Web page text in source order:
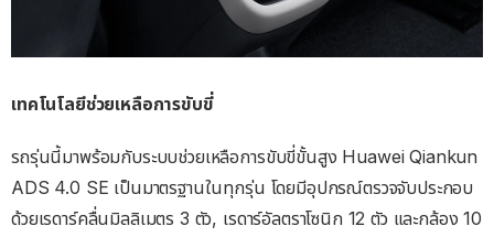
เทคโนโลยีช่วยเหลือการขับขี่
รถรุ่นนี้มาพร้อมกับระบบช่วยเหลือการขับขี่ขั้นสูง Huawei Qiankun
ADS 4.0 SE เป็นมาตรฐานในทุกรุ่น โดยมีอุปกรณ์ตรวจจับประกอบ
ด้วยเรดาร์คลื่นมิลลิเมตร 3 ตัว, เรดาร์อัลตราโซนิก 12 ตัว และกล้อง 10